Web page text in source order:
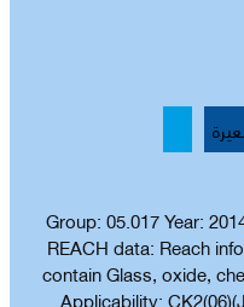
Group: 05.017 Year:
REACH data: Reach
contain Glass, oxide,
Applicability: